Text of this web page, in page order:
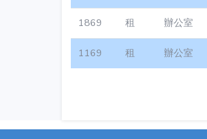
1869 租 辦公室
1169 租 辦公室